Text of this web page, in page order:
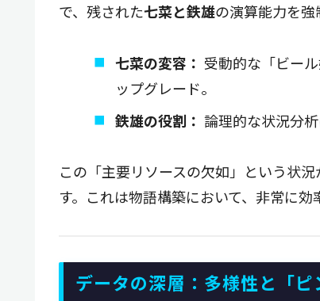
で、残された七菜と鉄雄の演算能力を強
七菜の変容： 受動的な「ビー
ップグレード。
鉄雄の役割： 論理的な状況分
この「主要リソースの欠如」という状
す。これは物語構築において、非常に効
データの深層：多様性と「